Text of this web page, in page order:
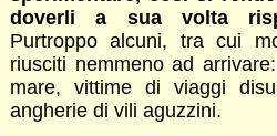
doverli a sua volta
Purtroppo alcuni, tra cui
riusciti nemmeno ad
mare, vittime di viaggi
angherie di vili aguzzini.